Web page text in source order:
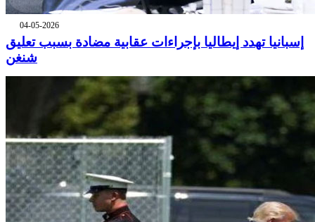
04-05-2026
إسبانيا تهدد إيطاليا بإجراءات عقابية مضادة بسبب تعليق
شنغن